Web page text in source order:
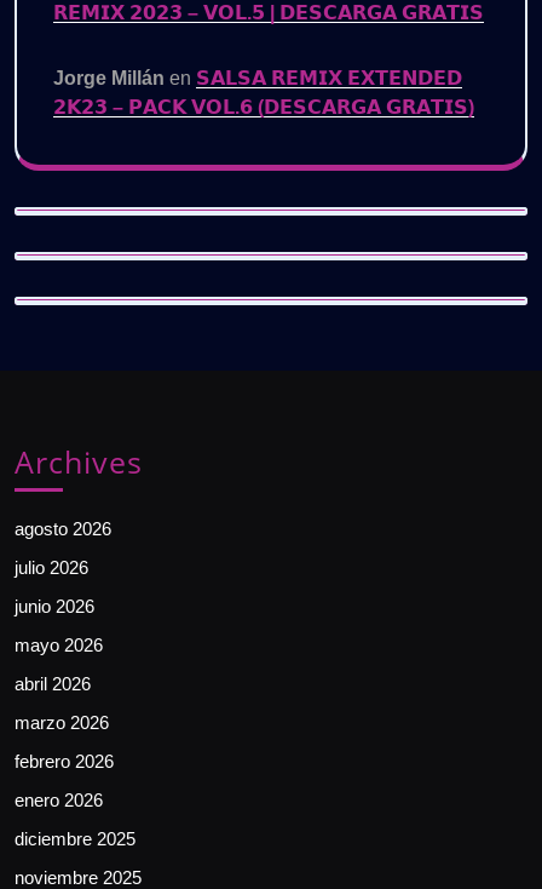
𝗥𝗘𝗠𝗜𝗫 𝟮𝟬𝟮𝟯 – 𝗩𝗢𝗟.𝟱 | 𝗗𝗘𝗦𝗖𝗔𝗥𝗚𝗔 𝗚𝗥𝗔𝗧𝗜𝗦
Jorge Millán en 𝗦𝗔𝗟𝗦𝗔 𝗥𝗘𝗠𝗜𝗫 𝗘𝗫𝗧𝗘𝗡𝗗𝗘𝗗
𝟮𝗞𝟮𝟯 – 𝗣𝗔𝗖𝗞 𝗩𝗢𝗟.𝟲 (𝗗𝗘𝗦𝗖𝗔𝗥𝗚𝗔 𝗚𝗥𝗔𝗧𝗜𝗦)
Archives
agosto 2026
julio 2026
junio 2026
mayo 2026
abril 2026
marzo 2026
febrero 2026
enero 2026
diciembre 2025
noviembre 2025